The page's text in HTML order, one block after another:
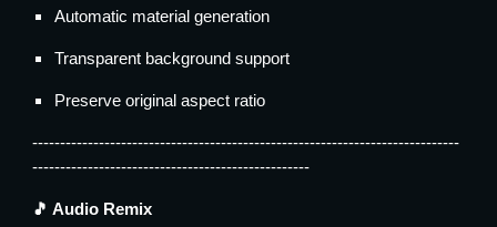
Automatic material generation
Transparent background support
Preserve original aspect ratio
-----------------------------------------------------------------------------
--------------------------------------------------
🎵 Audio Remix